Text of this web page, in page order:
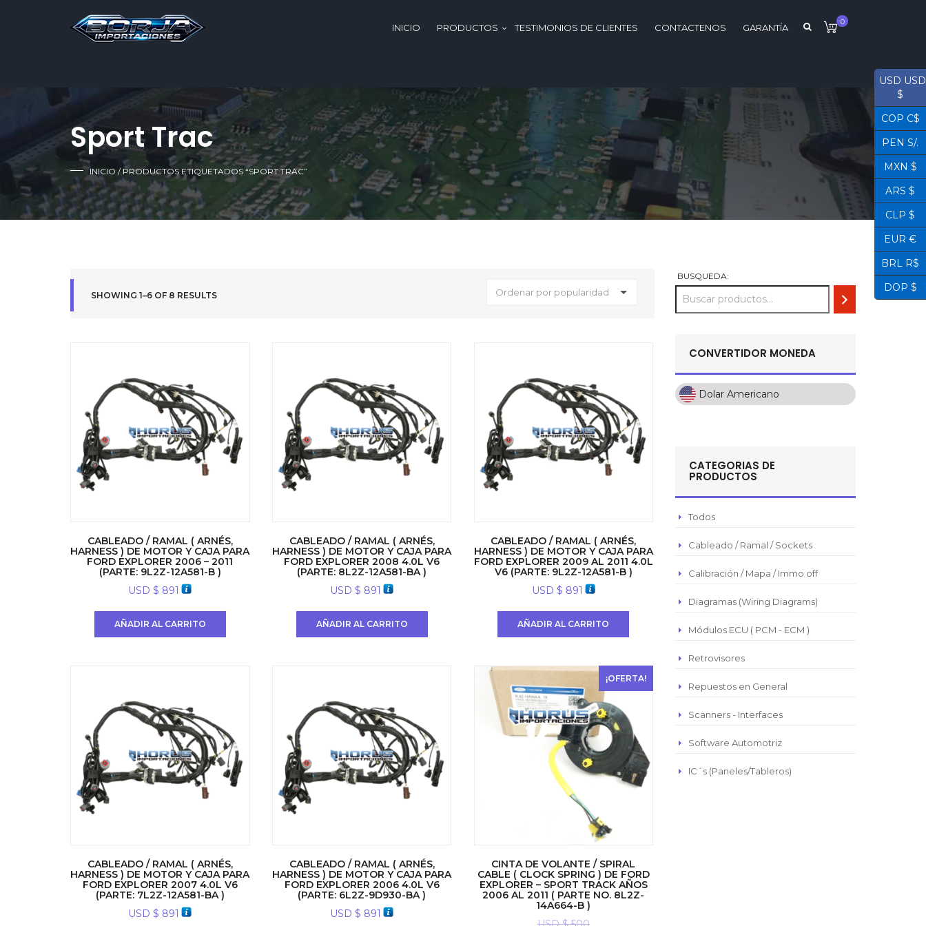
0
INICIO PRODUCTOS TESTIMONIOS DE CLIENTES CONTACTENOS GARANTÍA
Sport Trac
INICIO / PRODUCTOS ETIQUETADOS “SPORT TRAC”
SHOWING 1–6 OF 8 RESULTS Ordenar por popularidad
CABLEADO / RAMAL ( ARNÉS,
HARNESS ) DE MOTOR Y CAJA PARA
FORD EXPLORER 2006 – 2011
(PARTE: 9L2Z-12A581-B )
USD $ 891
AÑADIR AL CARRITO
CABLEADO / RAMAL ( ARNÉS,
HARNESS ) DE MOTOR Y CAJA PARA
FORD EXPLORER 2008 4.0L V6
(PARTE: 8L2Z-12A581-BA )
USD $ 891
AÑADIR AL CARRITO
CABLEADO / RAMAL ( ARNÉS,
HARNESS ) DE MOTOR Y CAJA PARA
FORD EXPLORER 2009 AL 2011 4.0L
V6 (PARTE: 9L2Z-12A581-B )
USD $ 891
AÑADIR AL CARRITO
CABLEADO / RAMAL ( ARNÉS,
HARNESS ) DE MOTOR Y CAJA PARA
FORD EXPLORER 2007 4.0L V6
(PARTE: 7L2Z-12A581-BA )
USD $ 891
CABLEADO / RAMAL ( ARNÉS,
HARNESS ) DE MOTOR Y CAJA PARA
FORD EXPLORER 2006 4.0L V6
(PARTE: 6L2Z-9D930-BA )
USD $ 891
¡OFERTA!
CINTA DE VOLANTE / SPIRAL
CABLE ( CLOCK SPRING ) DE FORD
EXPLORER – SPORT TRACK AÑOS
2006 AL 2011 ( PARTE NO. 8L2Z-
14A664-B )
BUSQUEDA:
CONVERTIDOR MONEDA
Dolar Americano
Dolar Americano
Pesos Mexicanos
Peso Chileno
CATEGORIAS DE
PRODUCTOS
Todos
Cableado / Ramal / Sockets
Calibración / Mapa / Immo off
Diagramas (Wiring Diagrams)
Módulos ECU ( PCM - ECM )
Retrovisores
Repuestos en General
Scanners - Interfaces
Software Automotriz
IC´s (Paneles/Tableros)
USD USD
$
COP C$
PEN S/.
MXN $
ARS $
CLP $
EUR €
BRL R$
DOP $